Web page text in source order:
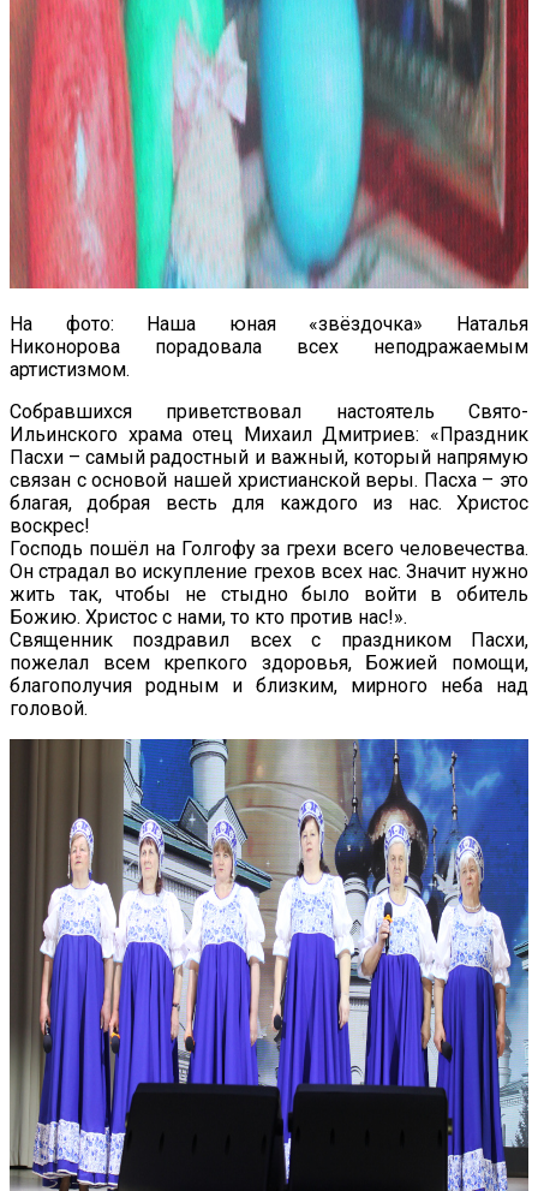
На фото: Наша юная «звёздочка» Наталья
Никонорова порадовала всех неподражаемым
артистизмом.
Собравшихся приветствовал настоятель Свято-
Ильинского храма отец Михаил Дмитриев: «Праздник
Пасхи – самый радостный и важный, который напрямую
связан с основой нашей христианской веры. Пасха – это
благая, добрая весть для каждого из нас. Христос
воскрес!
Господь пошёл на Голгофу за грехи всего человечества.
Он страдал во искупление грехов всех нас. Значит нужно
жить так, чтобы не стыдно было войти в обитель
Божию. Христос с нами, то кто против нас!».
Священник поздравил всех с праздником Пасхи,
пожелал всем крепкого здоровья, Божией помощи,
благополучия родным и близким, мирного неба над
головой.